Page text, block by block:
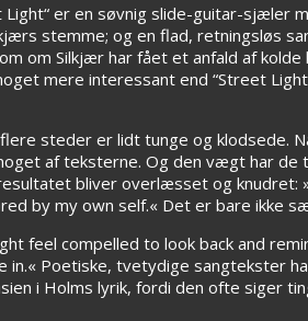
er en søvnig slide-guitar-sjæler
stemme; og en flad, retningsløs
om Silkjær har fået et anfald af
mere interessant end “Street
steder er lidt tunge og klodsede.
af teksterne. Og den vægt har
bliver overlæsset og knudret:
by my own self.« Det er bare ikke
feel compelled to look back and
Poetiske, tvetydige sangtekster
i Holms lyrik, fordi den ofte siger